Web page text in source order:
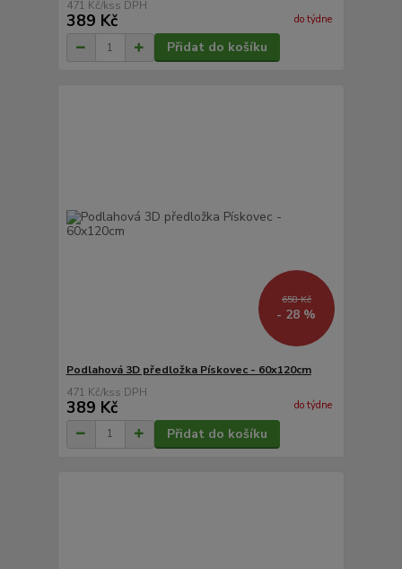
471 Kč/ks
389 Kč do týdne
Přidat do košíku
658 Kč
- 28 %
Podlahová 3D předložka Pískovec - 60x120cm
471 Kč/ks
389 Kč do týdne
Přidat do košíku